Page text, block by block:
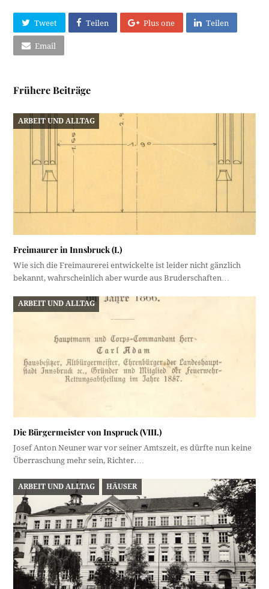
Tweet Teilen Plus one Teilen
Email
Frühere Beiträge
ARBEIT UND ALLTAG
Freimaurer in Innsbruck (I.)
Wie sich die Freimaurerei entwickelte ist leider nicht gänzlich
bekannt, wahrscheinlich aber wurde aus Bruderschaften…
ARBEIT UND ALLTAG
Die Bürgermeister von Inspruck (VIII.)
Josef Anton Neuner war vor seiner Amtszeit, es dürfte nun keine
Überraschung mehr sein, Richter.…
ARBEIT UND ALLTAG HÄUSER